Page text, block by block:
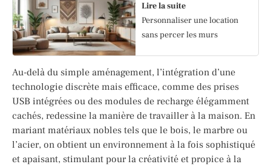
Lire la suite
Personnaliser une location
sans percer les murs
Au-delà du simple aménagement, l’intégration d’une
technologie discrète mais efficace, comme des prises
USB intégrées ou des modules de recharge élégamment
cachés, redessine la manière de travailler à la maison. En
mariant matériaux nobles tels que le bois, le marbre ou
l’acier, on obtient un environnement à la fois sophistiqué
et apaisant, stimulant pour la créativité et propice à la